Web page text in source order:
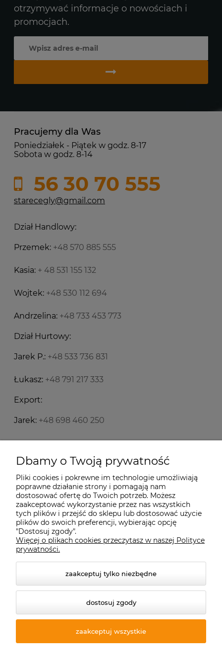
otrzymywać informacje o nowościach i
promocjach.
Pracujemy dla Was
Poniedziałek - Piątek w godz. 8-17
Sobota w godz. 8-14
56 30 70 555
starecegly@gmail.com
Dział Handlowy:
Przemek: +48 570 885 555
Kasia: + 48 531 155 132
Wojtek: +48 530 112 694
Andrzelina: +48 733 453 773
Dział Hurtowy:
Jarek P.: +48 533 736 831
Łukasz: +48 791 217 333
Export:
Jarek: +48 698 460 250
Starecegly.com
Płatności i dostawa
Moje konto
Informacje
© 2026 starecegly.com. Wszelkie prawa zastrzeżone.
Dbamy o Twoją prywatność
Pliki cookies i pokrewne im technologie umożliwiają
poprawne działanie strony i pomagają nam
dostosować ofertę do Twoich potrzeb. Możesz
zaakceptować wykorzystanie przez nas wszystkich
tych plików i przejść do sklepu lub dostosować użycie
plików do swoich preferencji, wybierając opcję
"Dostosuj zgody".
Więcej o plikach cookies przeczytasz w naszej Polityce
prywatności.
zaakceptuj tylko niezbędne
dostosuj zgody
zaakceptuj wszystkie